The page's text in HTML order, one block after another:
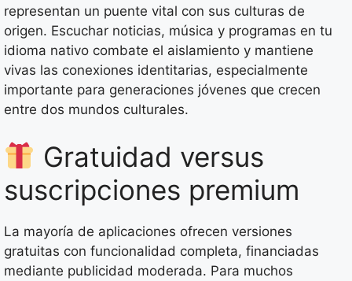
representan un puente vital con sus culturas de
origen. Escuchar noticias, música y programas en tu
idioma nativo combate el aislamiento y mantiene
vivas las conexiones identitarias, especialmente
importante para generaciones jóvenes que crecen
entre dos mundos culturales.
Gratuidad versus
suscripciones premium
La mayoría de aplicaciones ofrecen versiones
gratuitas con funcionalidad completa, financiadas
mediante publicidad moderada. Para muchos